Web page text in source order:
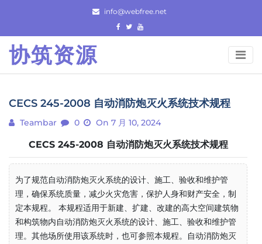
content
info@webfree.net
协筑资源
CECS 245-2008 自动消防炮灭火系统技术规程
Teambar 0 On 7 月 10, 2024
CECS 245-2008 自动消防炮灭火系统技术规程
为了规范自动消防炮灭火系统的设计、施工、验收和维护管
理，确保系统质量，减少火灾危害，保护人身和财产安全，制
定本规程。 本规程适用于新建、扩建、改建的高大空间建筑物
和构筑物内自动消防炮灭火系统的设计、施工、验收和维护管
理。其他场所使用该系统时，也可参照本规程。自动消防炮灭